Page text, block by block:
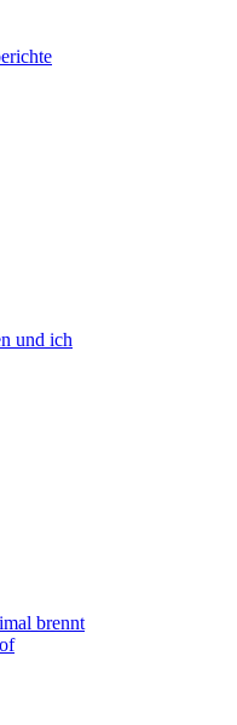
und ich
brennt